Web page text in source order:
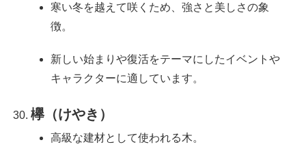
寒い冬を越えて咲くため、強さと美しさの象
徴。
新しい始まりや復活をテーマにしたイベントや
キャラクターに適しています。
欅（けやき）
高級な建材として使われる木。